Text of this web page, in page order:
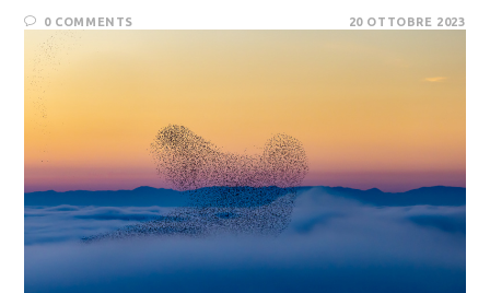
0 COMMENTS 20 OTTOBRE 2023